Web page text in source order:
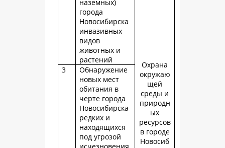
Охрана
окружаю
щей
среды и
природн
ых
ресурсов
в городе
Новосиб
наземных)
города
Новосибирска
инвазивных
видов
животных и
растений
3
Обнаружение
новых мест
обитания в
черте города
Новосибирска
редких и
находящихся
под угрозой